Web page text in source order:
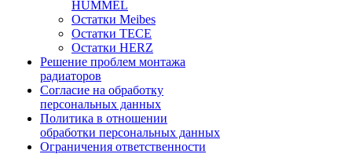
HUMMEL
Остатки Meibes
Остатки ТЕСЕ
Остатки HERZ
Решение проблем монтажа
радиаторов
Согласие на обработку
персональных данных
Политика в отношении
обработки персональных данных
Ограничения ответственности